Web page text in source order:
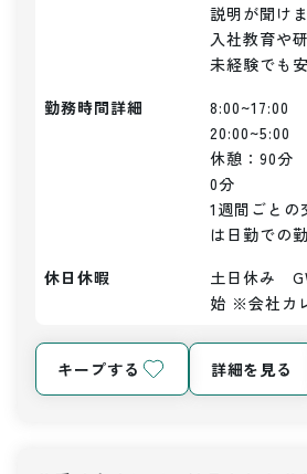
説明が聞け
入社教育や
未経験でも
勤務時間詳細
8:00~17:00
20:00~5:00
休憩：90分
0分
1週間ごとの
は日勤での
休日休暇
土日休み　
始 ※会社カ
キープする 詳細を見る